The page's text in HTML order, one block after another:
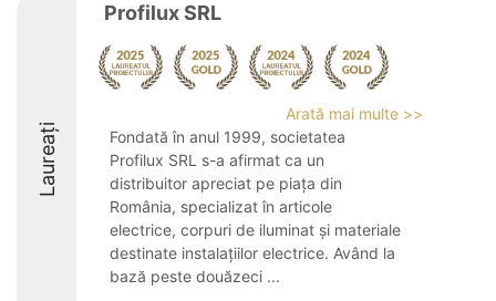
Laureați
Profilux SRL
Arată mai multe >>
Fondată în anul 1999, societatea
Profilux SRL s-a afirmat ca un
distribuitor apreciat pe piața din
România, specializat în articole
electrice, corpuri de iluminat și materiale
destinate instalațiilor electrice. Având la
bază peste douăzeci ...